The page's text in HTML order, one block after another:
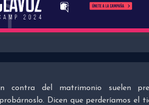
contra del matrimonio suelen
Dicen que perderíamos el